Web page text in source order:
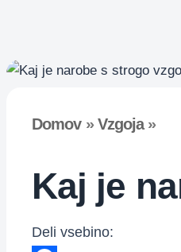
Domov»Vzgoja»
Kaj je
Deli vsebino: